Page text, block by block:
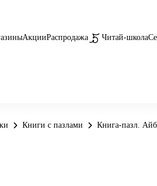
АкцииРаспродажа Читай-школа
Книги с пазлами Книга-пазл.